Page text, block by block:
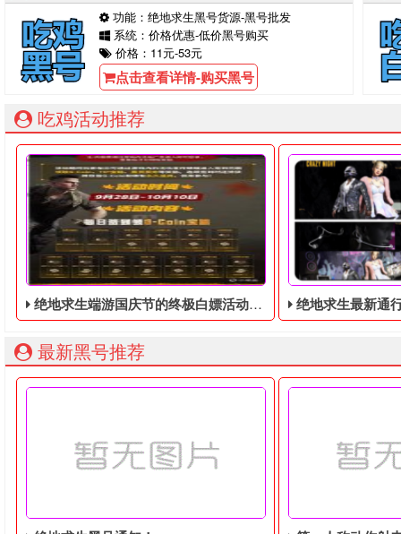
功能：绝地求生黑号货源-黑号批发
系统：价格优惠-低价黑号购买
价格：11元-53元
点击查看详情-购买黑号
吃鸡活动推荐
绝地求生端游国庆节的终极白嫖活动，活动的时间是9月28号到10月10号 绝地求生最新通行证：疯狂
最新黑号推荐